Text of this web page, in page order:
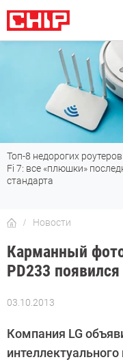
Топ-8 недорогих
Fi 7: все «плюшки»
стандарта
Новости
Карманный
PD233
03.10.2013
Автор:
Компания LG